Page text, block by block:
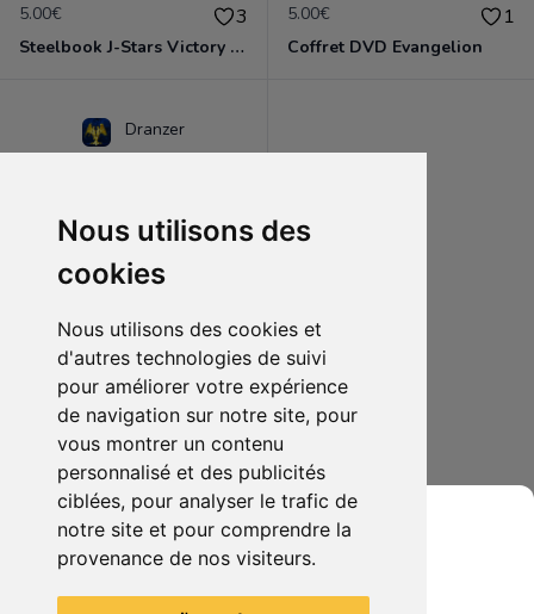
Nous utilisons des
cookies
Nous utilisons des cookies et
d'autres technologies de suivi
pour améliorer votre expérience
de navigation sur notre site, pour
vous montrer un contenu
personnalisé et des publicités
ciblées, pour analyser le trafic de
notre site et pour comprendre la
provenance de nos visiteurs.
5.00€ 3
Steelbook J-Stars Victory VS+
5.00€ 1
Coffret DVD Evangelion
Dranzer
5.00€ 1
Porte Clefs Donkey Kong - Mario Kart Wii
Grenier du Geek